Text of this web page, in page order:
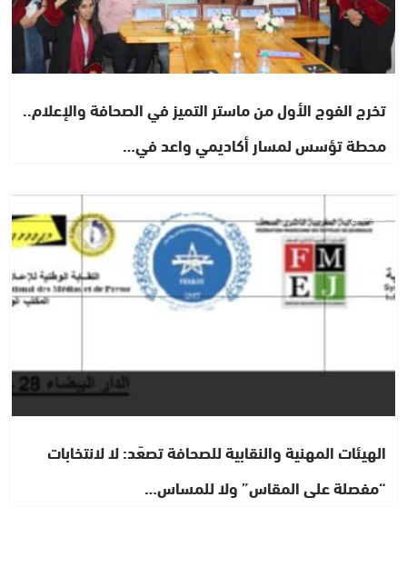
تخرج الفوج الأول من ماستر التميز في الصحافة والإعلام..
محطة تؤسس لمسار أكاديمي واعد في…
مجتمع
الهيئات المهنية والنقابية للصحافة تصعّد: لا لانتخابات
“مفصلة على المقاس” ولا للمساس…